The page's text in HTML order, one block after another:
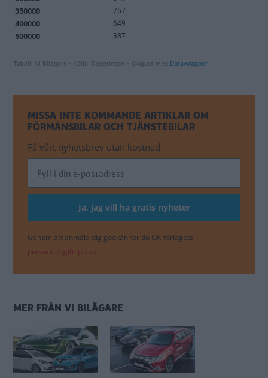
MISSA INTE KOMMANDE ARTIKLAR OM
FÖRMÅNSBILAR OCH TJÄNSTEBILAR
Få vårt nyhetsbrev utan kostnad
Genom att anmäla dig godkänner du OK-förlagets
personuppgiftspolicy.
MER FRÅN VI BILÄGARE